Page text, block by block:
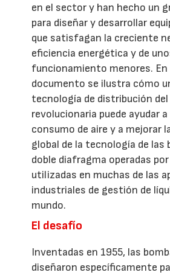
en el sector y han hecho un
para diseñar y desarrollar
que satisfagan la creciente
eficiencia energética y de
funcionamiento menores.
documento se ilustra cómo
tecnología de distribución del
revolucionaria puede ayudar
consumo de aire y a mejorar
global de la tecnología de las
doble diafragma operadas por
utilizadas en muchas de las
industriales de gestión de
mundo.
El desafío
Inventadas en 1955, las
diseñaron específicamente